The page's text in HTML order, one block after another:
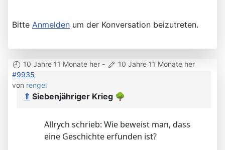
Bitte Anmelden um der Konversation beizutreten.
10 Jahre 11 Monate her -
10 Jahre 11 Monate her
#9935
von rengel
⇑ Siebenjähriger Krieg 🌳
Allrych schrieb: Wie beweist man, dass
eine Geschichte erfunden ist?